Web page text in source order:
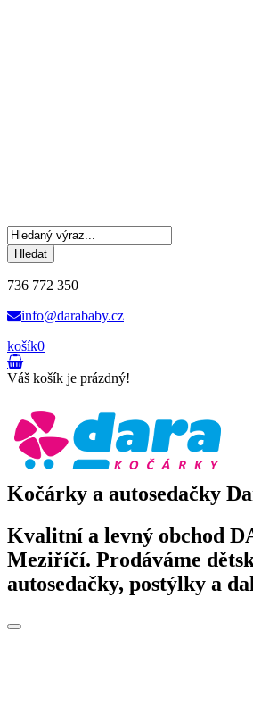
Hledat
736 772 350
info@darababy.cz
košík0
Váš košík je prázdný!
Kočárky a autosedačky
Kvalitní a levný obchod
Meziříčí. Prodáváme
autosedačky, postýlky a
Toggle